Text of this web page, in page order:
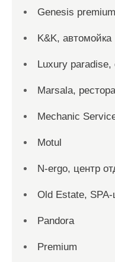
Genesis
K&K, автомойка
Luxury paradise,
Marsala,
Mechanic
Motul
N-ergo, центр
Old Estate, SPA-
Pandora
Premium